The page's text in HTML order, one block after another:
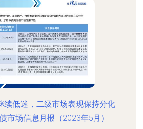
续低迷，二级市场表现保持分化
市场信息月报（2023年5月）